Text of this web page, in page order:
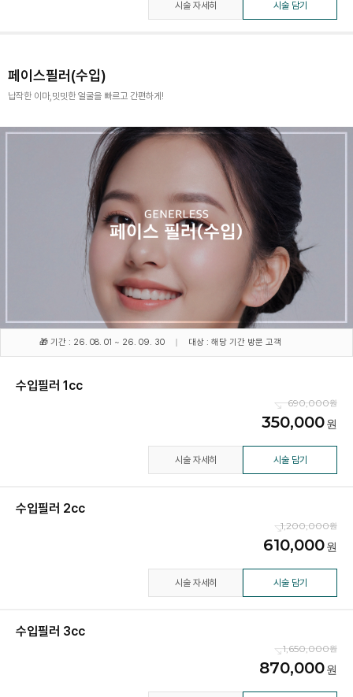
시술 자세히 시술 담기
페이스필러(수입)
납작한 이마,밋밋한 얼굴을 빠르고 간편하게!
🎁 기간 : 26. 08. 01 ~ 26. 09. 30 대상 : 해당 기간 방문 고객
수입필러 1cc
690,000
350,000
시술 자세히 시술 담기
수입필러 2cc
1,200,000
610,000
시술 자세히 시술 담기
수입필러 3cc
1,650,000
870,000